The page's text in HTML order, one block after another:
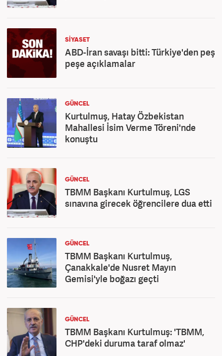
SİYASET
ABD-İran savaşı bitti: Türkiye'den peş
peşe açıklamalar
GÜNCEL
Kurtulmuş, Hatay Özbekistan
Mahallesi İsim Verme Töreni'nde
konuştu
GÜNCEL
TBMM Başkanı Kurtulmuş, LGS
sınavına girecek öğrencilere dua etti
GÜNCEL
TBMM Başkanı Kurtulmuş,
Çanakkale'de Nusret Mayın
Gemisi'yle boğazı geçti
GÜNCEL
TBMM Başkanı Kurtulmuş: 'TBMM,
CHP'deki duruma taraf olmaz'